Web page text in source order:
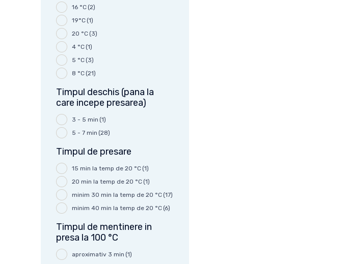
16 °C(2)
19°C(1)
20 °C(3)
4 °C(1)
5 °C(3)
8 °C(21)
Timpul deschis (pana la
care incepe presarea)
3 - 5 min (1)
5 - 7 min (28)
Timpul de presare
15 min la temp de 20 °C(1)
20 min la temp de 20 °C(1)
minim 30 min la temp de 20 °C(17)
minim 40 min la temp de 20 °C(6)
Timpul de mentinere in
presa la 100 °C
aproximativ 3 min (1)